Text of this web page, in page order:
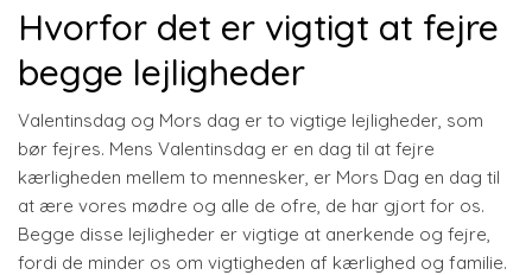
Hvorfor det er vigtigt at fejre
begge lejligheder
Valentinsdag og Mors dag er to vigtige lejligheder, som
bør fejres. Mens Valentinsdag er en dag til at fejre
kærligheden mellem to mennesker, er Mors Dag en dag til
at ære vores mødre og alle de ofre, de har gjort for os.
Begge disse lejligheder er vigtige at anerkende og fejre,
fordi de minder os om vigtigheden af kærlighed og familie.